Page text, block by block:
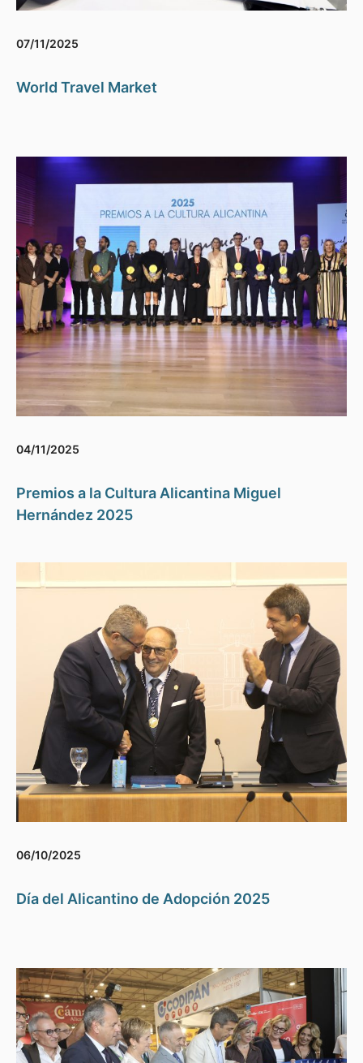
07/11/2025
World Travel Market
04/11/2025
Premios a la Cultura Alicantina Miguel
Hernández 2025
06/10/2025
Día del Alicantino de Adopción 2025